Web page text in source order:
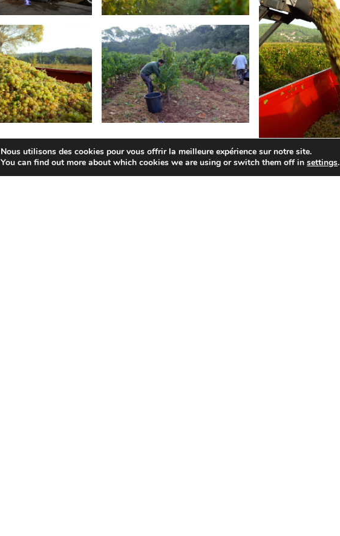
Nous utilisons des cookies pour vous offrir la meilleure expérience sur notre site.
You can find out more about which cookies we are using or switch them off insettings.